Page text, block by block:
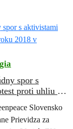
spor s
proti uhliu z
Slovensko
Prievidza za